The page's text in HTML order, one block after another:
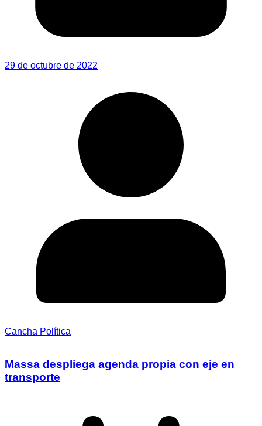
29 de octubre de 2022
Cancha Política
Massa despliega agenda propia con eje en
transporte